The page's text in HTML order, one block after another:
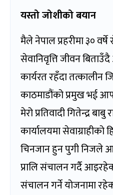
यस्तो जोशीको बयान
मैले नेपाल प्रहरीमा ३०
सेवानिवृत्ति जीवन
कार्यरत रहँदा तत्कालीन
काठमाडौंको प्रमुख भई
मेरो प्रतिवादी गितेन्द्र
कार्यालयमा
चिनजान हुन पुगी निजले
प्रालि संचालन गर्दै
संचालन गर्ने योजनामा